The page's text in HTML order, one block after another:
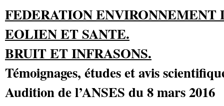
FEDERATION ENVIRONNEMENT
EOLIEN ET SANTE.
BRUIT ET INFRASONS.
Témoignages, études et avis
Audition de l’ANSES du 8 mars 2016